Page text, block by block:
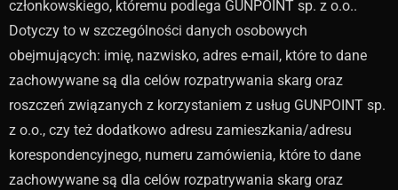
członkowskiego, któremu podlega GUNPOINT sp. z o.o..
Dotyczy to w szczególności danych osobowych
obejmujących: imię, nazwisko, adres e-mail, które to dane
zachowywane są dla celów rozpatrywania skarg oraz
roszczeń związanych z korzystaniem z usług GUNPOINT sp.
z o.o., czy też dodatkowo adresu zamieszkania/adresu
korespondencyjnego, numeru zamówienia, które to dane
zachowywane są dla celów rozpatrywania skarg oraz